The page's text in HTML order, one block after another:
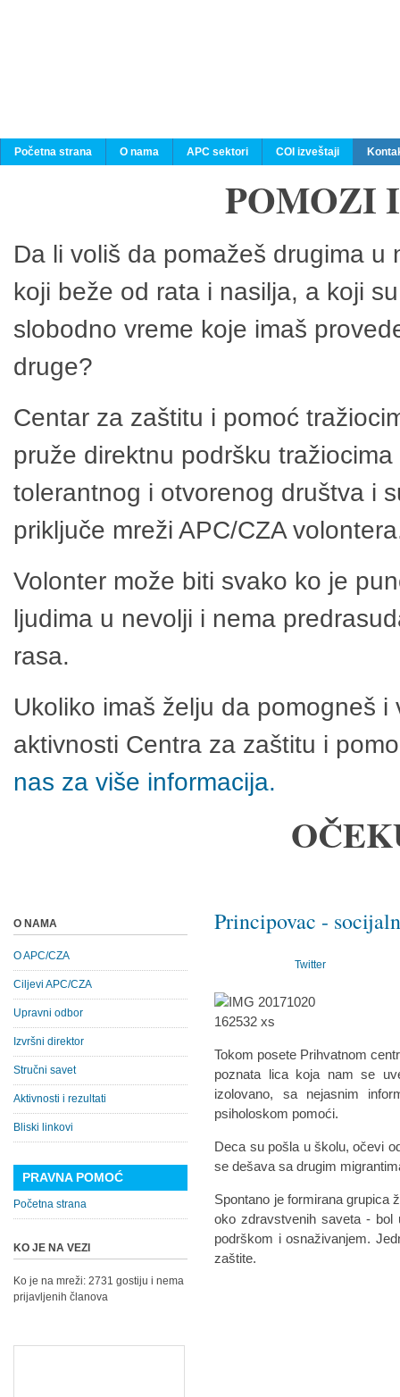
Početna strana O nama APC sektori COI izveštaji
POMOZI
Da li voliš da pomažeš drugima
koji beže od rata i nasilja, a koji
slobodno vreme koje imaš
druge?
Centar za zaštitu i pomoć
pruže direktnu podršku
tolerantnog i otvorenog društva i
priključe mreži APC/CZA
Volonter može biti svako ko je
ljudima u nevolji i nema
rasa.
Ukoliko imaš želju da pomogneš
aktivnosti Centra za zaštitu i
nas za više informacija.
Principovac -
Twitter
Tokom posete Prihvatnom
poznata lica koja nam se
izolovano, sa nejasnim
psiholoskom pomoći.
Deca su pošla u školu, očevi
se dešava sa drugim
Spontano je formirana grupica
oko zdravstvenih saveta -
podrškom i osnaživanjem.
zaštite.
O NAMA
O APC/CZA
Ciljevi APC/CZA
Upravni odbor
Izvršni direktor
Stručni savet
Aktivnosti i rezultati
Bliski linkovi
PRAVNA POMOĆ
Početna strana
KO JE NA VEZI
Ko je na mreži: 2731 gostiju i nema
prijavljenih članova